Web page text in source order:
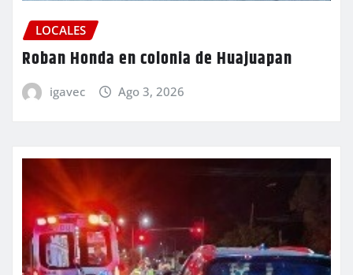
LOCALES
Roban Honda en colonia de Huajuapan
igavec Ago 3, 2026